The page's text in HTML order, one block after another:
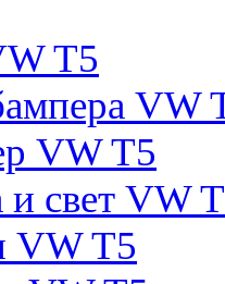
T5
VW
VW T5
свет VW
VW T5